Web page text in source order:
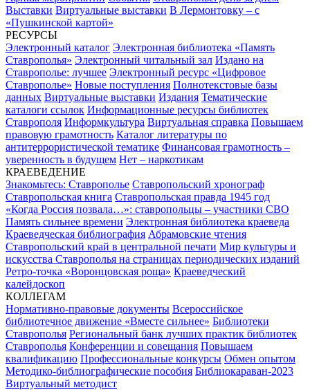
Выставки Виртуальные выставки В Лермонтовку – с
«Пушкинской картой»
РЕСУРСЫ
Электронный каталог Электронная библиотека «Память
Ставрополья» Электронный читальный зал Издано на
Ставрополье: лучшее Электронный ресурс «Цифровое
Ставрополье» Новые поступления Полнотекстовые базы
данных Виртуальные выставки Издания Тематические
каталоги ссылок Информационные ресурсы библиотек
Ставрополя Информкультура Виртуальная справка Повышаем
правовую грамотность Каталог литературы по
антитеррористической тематике Финансовая грамотность –
уверенность в будущем Нет – наркотикам
КРАЕВЕДЕНИЕ
Знакомьтесь: Ставрополье Ставропольский хронограф
Ставропольская книга Ставропольская правда 1945 год
«Когда Россия позвала…»: ставропольцы – участники СВО
Память сильнее времени Электронная библиотека краеведа
Краеведческая библиография Абрамовские чтения
Ставропольский край в центральной печати Мир культуры и
искусства Ставрополья на страницах периодических изданий
Ретро-точка «Воронцовская роща» Краеведческий
калейдоскоп
КОЛЛЕГАМ
Нормативно-правовые документы Всероссийское
библиотечное движение «Вместе сильнее» Библиотеки
Ставрополья Региональный банк лучших практик библиотек
Ставрополья Конференции и совещания Повышаем
квалификацию Профессиональные конкурсы Обмен опытом
Методико-библиографические пособия Библиокараван-2023
Виртуальный методист